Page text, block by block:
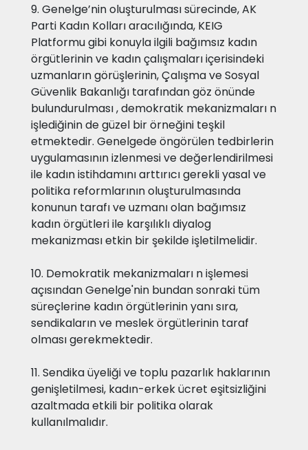
9. Genelge’nin oluşturulması sürecinde, AK
Parti Kadın Kolları aracılığında, KEIG
Platformu gibi konuyla ilgili bağımsız kadın
örgütlerinin ve kadın çalışmaları içerisindeki
uzmanların görüşlerinin, Çalışma ve Sosyal
Güvenlik Bakanlığı tarafından göz önünde
bulundurulması , demokratik mekanizmaları n
işlediğinin de güzel bir örneğini teşkil
etmektedir. Genelgede öngörülen tedbirlerin
uygulamasının izlenmesi ve değerlendirilmesi
ile kadın istihdamını arttırıcı gerekli yasal ve
politika reformlarının oluşturulmasında
konunun tarafı ve uzmanı olan bağımsız
kadın örgütleri ile karşılıklı diyalog
mekanizması etkin bir şekilde işletilmelidir.
10. Demokratik mekanizmaları n işlemesi
açısından Genelge'nin bundan sonraki tüm
süreçlerine kadın örgütlerinin yanı sıra,
sendikaların ve meslek örgütlerinin taraf
olması gerekmektedir.
11. Sendika üyeliği ve toplu pazarlık haklarının
genişletilmesi, kadın-erkek ücret eşitsizliğini
azaltmada etkili bir politika olarak
kullanılmalıdır.